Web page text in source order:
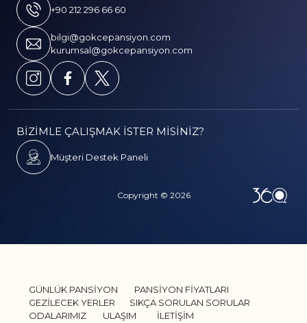
+90 212 296 66 60
bilgi@gokcepansiyon.com
kurumsal@gokcepansiyon.com
Müşteri Destek Paneli
BİZİMLE ÇALIŞMAK İSTER MİSİNİZ?
Copyright © 2026
GÜNLÜK PANSİYON
PANSİYON FİYATLARI
GEZİLECEK YERLER
SIKÇA SORULAN SORULAR
ODALARIMIZ
ULAŞIM İLETİŞİM